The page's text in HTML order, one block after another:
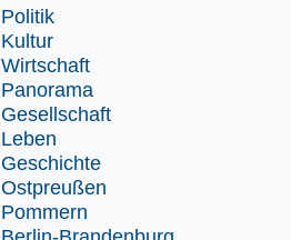
Politik
Kultur
Wirtschaft
Panorama
Gesellschaft
Leben
Geschichte
Ostpreußen
Pommern